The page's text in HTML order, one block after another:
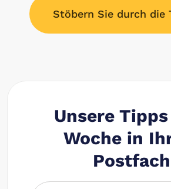
Stöbern Sie durch die
Unsere
Woche in
Postfach